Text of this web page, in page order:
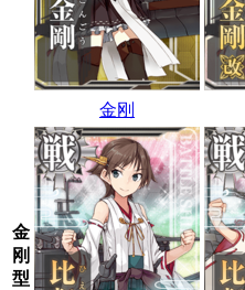
金
刚
型
金刚